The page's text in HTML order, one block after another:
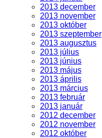
2013 december
2013 november
2013 október
2013 szeptember
2013 augusztus
2013 július
2013 június
2013 május
2013 április
2013 március
2013 február
2013 január
2012 december
2012 november
2012 október